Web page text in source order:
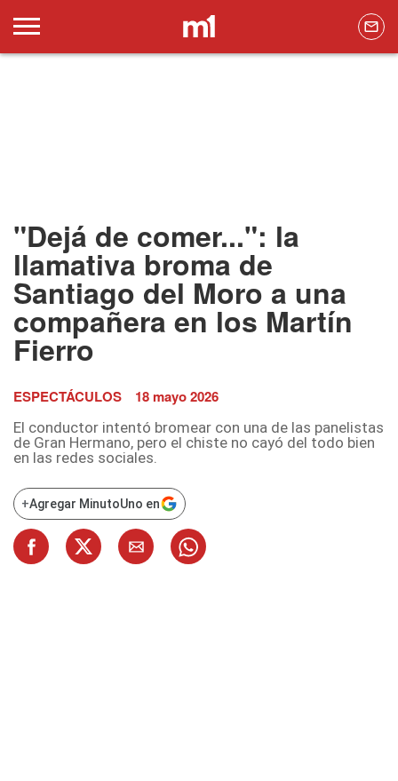
"Dejá de comer...": la
llamativa broma de
Santiago del Moro a una
compañera en los Martín
Fierro
ESPECTÁCULOS 18 mayo 2026
El conductor intentó bromear con una de las panelistas
de Gran Hermano, pero el chiste no cayó del todo bien
en las redes sociales.
+Agregar MinutoUno en